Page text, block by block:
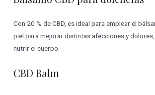
Con 20 % de CBD, es ideal para emplear el
piel para mejorar distintas afecciones y
nutrir el cuerpo.
CBD Balm